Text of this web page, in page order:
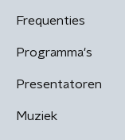
Frequenties
Programma's
Presentatoren
Muziek